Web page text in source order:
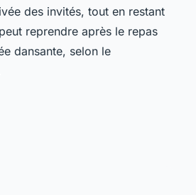
des invités, tout en restant
reprendre après le repas
dansante, selon le